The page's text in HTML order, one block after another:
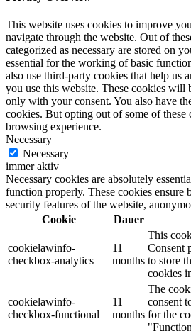
This website uses cookies to improve
navigate through the website. Out of
categorized as necessary are stored on
essential for the working of basic
also use third-party cookies that help us
you use this website. These cookies will
only with your consent. You also have
cookies. But opting out of some of these
browsing experience.
Necessary
Necessary
immer aktiv
Necessary cookies are absolutely
function properly. These cookies ensure
security features of the website,
Cookie
Dauer
cookielawinfo-
checkbox-analytics
11
months
This
Consent
to store
cookies
cookielawinfo-
checkbox-functional
11
months
The
consent
for the